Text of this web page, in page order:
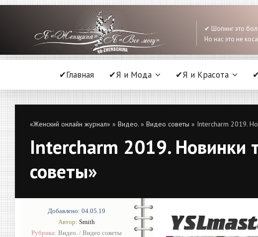
✔ Шопинг это
Но нас это не
✔Главная ✔Я и Мода ✔Я и Красота
«Женский онлайн журнал» » Видео. » Видео советы » Intercharm 2019.
Intercharm 2019. Новинки
советы»
Добавлено: 04.05.19
Автор: Smith
Рубрика: Видео. / Видео советы